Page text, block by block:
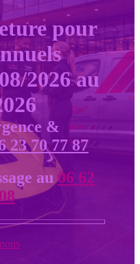
pour
2026 au
&
23 70 77 87
au06 62